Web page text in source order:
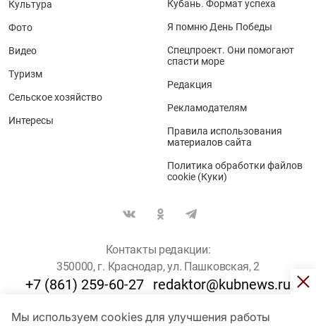
Мы используем cookies для улучшения работы
Культура
Фото
Видео
Туризм
Сельское хозяйство
Интересы
Кубань. Формат успеха
Я помню День Победы
Спецпроект. Они помогают
спасти море
Редакция
Рекламодателям
Правила использования
материалов сайта
Политика обработки файлов
cookie (Куки)
Контакты редакции:
350000, г. Краснодар, ул. Пашковская, 2
+7 (861) 259-60-27 redaktor@kubnews.ru
Для пользователей старше 16 лет